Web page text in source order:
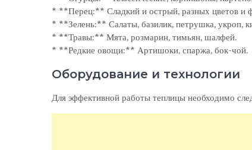
* **Перец:** Сладкий и острый, разных цветов и
* **Зелень:** Салаты, базилик, петрушка, укроп,
* **Травы:** Мята, розмарин, тимьян, шалфей.
* **Редкие овощи:** Артишоки, спаржа, бок-чой.
Оборудование и технологии
Для эффективной работы теплицы необходимо